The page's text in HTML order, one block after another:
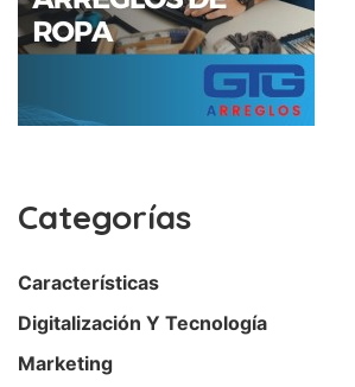
Categorías
Características
Digitalización Y Tecnología
Marketing